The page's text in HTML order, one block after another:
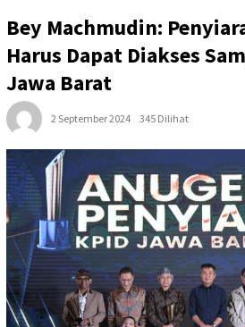
Bey Machmudin:
Harus Dapat Diakses
Jawa Barat
2 September 2024 345 Dilihat